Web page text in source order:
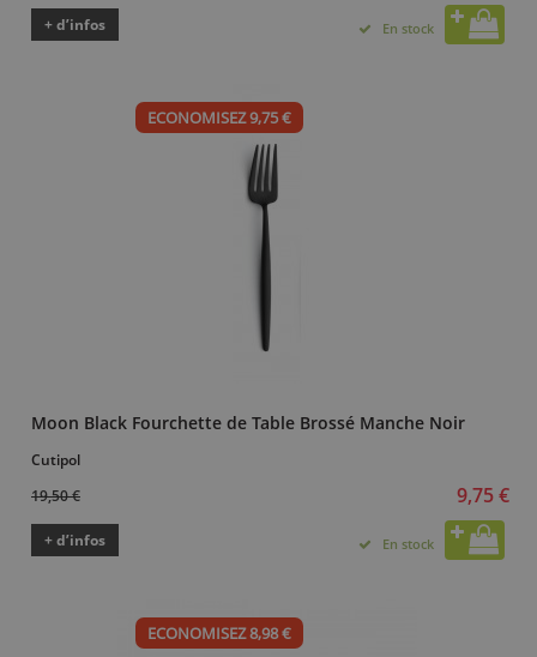
+ d’infos En stock
ECONOMISEZ 9,75 €
Moon Black Fourchette de Table Brossé Manche Noir
Cutipol
19,50 €
9,75 €
+ d’infos En stock
ECONOMISEZ 8,98 €